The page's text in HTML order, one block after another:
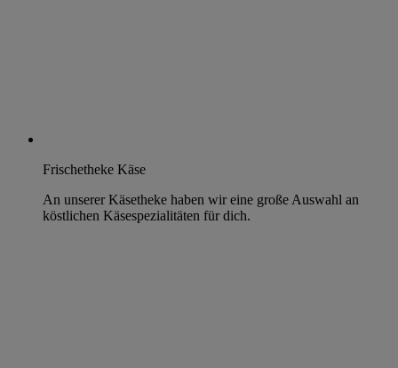
Frischetheke Käse
An unserer Käsetheke haben wir eine große Auswahl an
köstlichen Käsespezialitäten für dich.